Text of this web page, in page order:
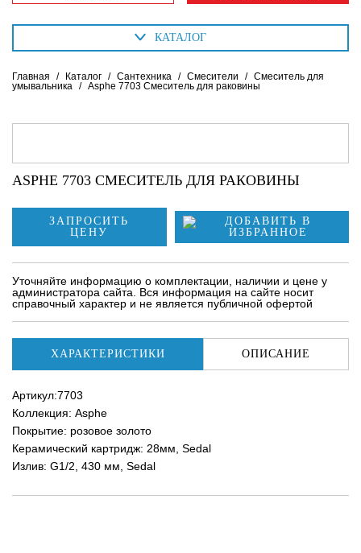
КАТАЛОГ
Главная / Каталог / Сантехника / Смесители / Смеситель для
умывальника / Asphe 7703 Смеситель для раковины
ASPHE 7703 СМЕСИТЕЛЬ ДЛЯ РАКОВИНЫ
ЗАПРОСИТЬ
ЦЕНУ
Уточняйте информацию о комплектации, наличии и цене у
администратора сайта. Вся информация на сайте носит
справочный характер и не является публичной офертой
ХАРАКТЕРИСТИКИ ОПИСАНИЕ
Артикул:7703
Коллекция: Asphe
Покрытие: розовое золото
Керамический картридж: 28мм, Sedal
Излив: G1/2, 430 мм, Sedal